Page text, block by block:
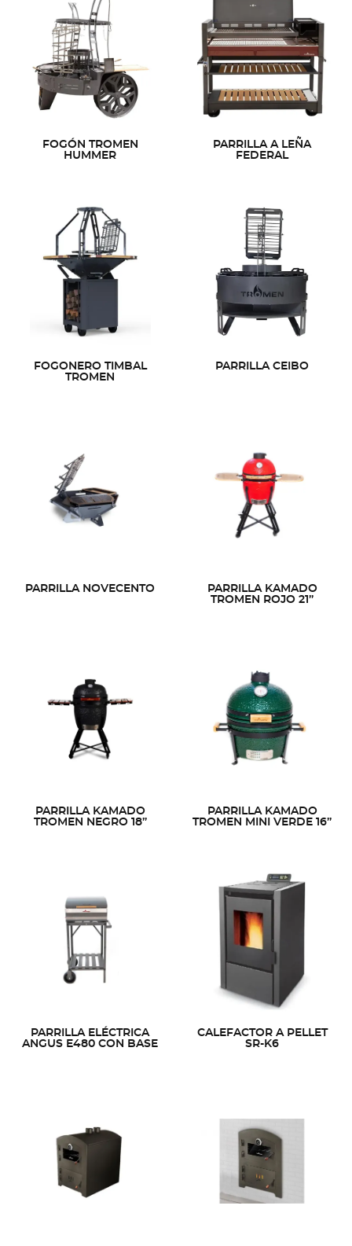
FOGÓN TROMEN
HUMMER
PARRILLA A LEÑA
FEDERAL
FOGONERO TIMBAL
TROMEN
PARRILLA CEIBO
PARRILLA NOVECENTO
PARRILLA KAMADO
TROMEN ROJO 21”
PARRILLA KAMADO
TROMEN NEGRO 18”
PARRILLA KAMADO
TROMEN MINI VERDE 16”
PARRILLA ELÉCTRICA
ANGUS E480 CON BASE
CALEFACTOR A PELLET
SR-K6